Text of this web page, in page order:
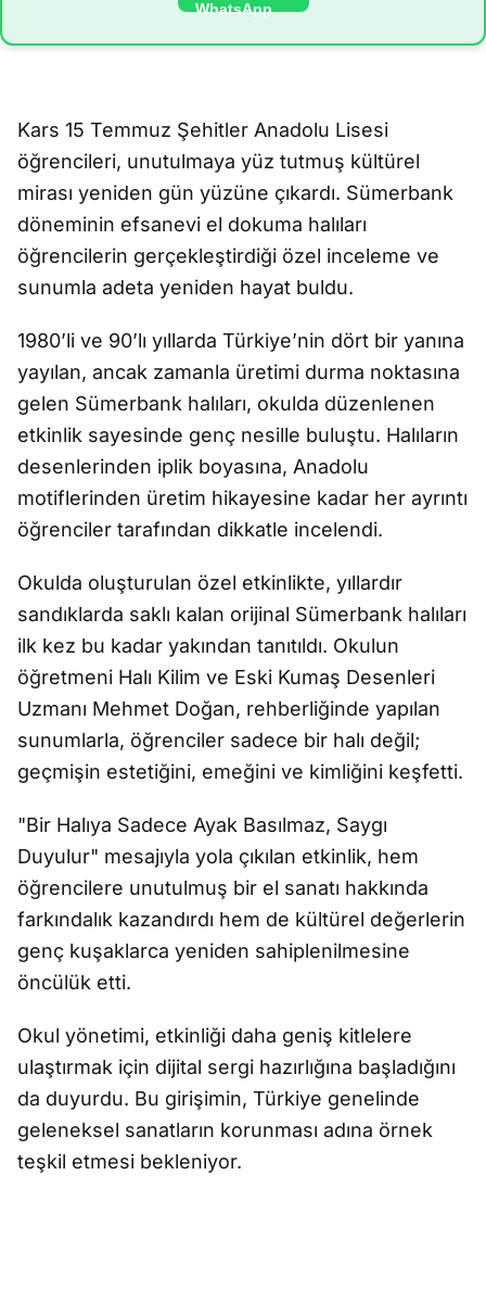
Kars 15 Temmuz Şehitler Anadolu Lisesi
öğrencileri, unutulmaya yüz tutmuş kültürel
mirası yeniden gün yüzüne çıkardı. Sümerbank
döneminin efsanevi el dokuma halıları
öğrencilerin gerçekleştirdiği özel inceleme ve
sunumla adeta yeniden hayat buldu.
1980’li ve 90’lı yıllarda Türkiye’nin dört bir yanına
yayılan, ancak zamanla üretimi durma noktasına
gelen Sümerbank halıları, okulda düzenlenen
etkinlik sayesinde genç nesille buluştu. Halıların
desenlerinden iplik boyasına, Anadolu
motiflerinden üretim hikayesine kadar her ayrıntı
öğrenciler tarafından dikkatle incelendi.
Okulda oluşturulan özel etkinlikte, yıllardır
sandıklarda saklı kalan orijinal Sümerbank halıları
ilk kez bu kadar yakından tanıtıldı. Okulun
öğretmeni Halı Kilim ve Eski Kumaş Desenleri
Uzmanı Mehmet Doğan, rehberliğinde yapılan
sunumlarla, öğrenciler sadece bir halı değil;
geçmişin estetiğini, emeğini ve kimliğini keşfetti.
"Bir Halıya Sadece Ayak Basılmaz, Saygı
Duyulur" mesajıyla yola çıkılan etkinlik, hem
öğrencilere unutulmuş bir el sanatı hakkında
farkındalık kazandırdı hem de kültürel değerlerin
genç kuşaklarca yeniden sahiplenilmesine
öncülük etti.
Okul yönetimi, etkinliği daha geniş kitlelere
ulaştırmak için dijital sergi hazırlığına başladığını
da duyurdu. Bu girişimin, Türkiye genelinde
geleneksel sanatların korunması adına örnek
teşkil etmesi bekleniyor.